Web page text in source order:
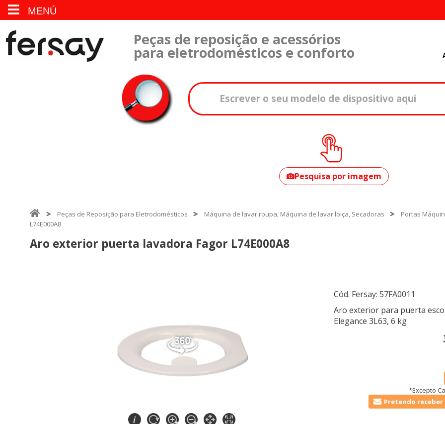
MENÚ
Peças de reposição e acessórios
para eletrodomésticos e conforto
seu modelo?
Pesquisa por imagem
Peças de Reposição para Eletrodomésticos Máquina de lavar roupa, Máquina de lavar loiça, Secadoras
Portas
L74E000A8
Aro exterior puerta lavadora Fagor L74E000A8
Cód. Fersay: 57FA0011
Aro exterior para puerta
Elegance 3L63, 6 kg
*Excepto
Pretendo